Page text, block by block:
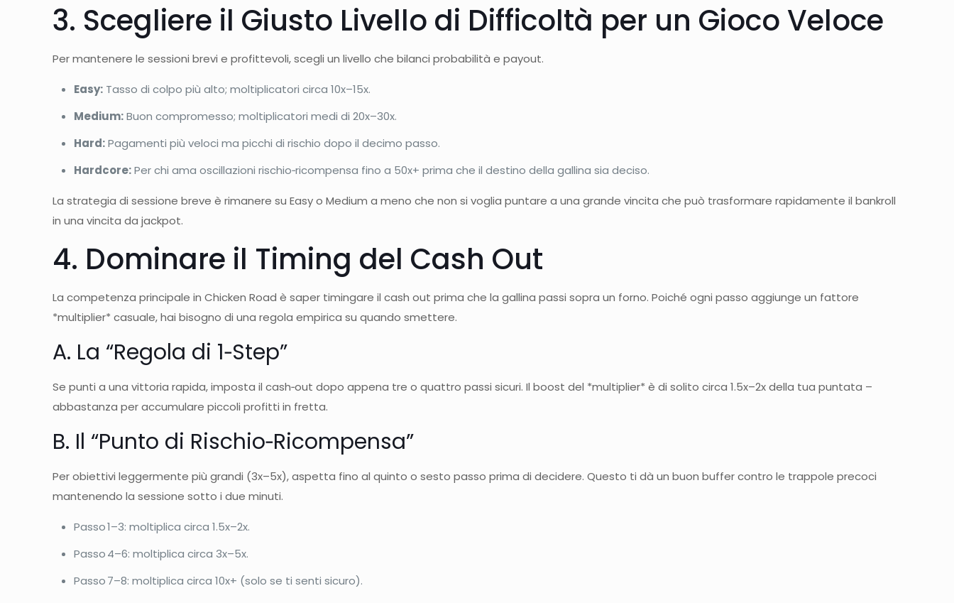
3. Scegliere il Giusto Livello di Difficoltà per un Gioco Veloce
Per mantenere le sessioni brevi e profittevoli, scegli un livello che bilanci probabilità e payout.
Easy: Tasso di colpo più alto; moltiplicatori circa 10x–15x.
Medium:Buon compromesso; moltiplicatori medi di 20x–30x.
Hard:Pagamenti più veloci ma picchi di rischio dopo il decimo passo.
Hardcore:Per chi ama oscillazioni rischio‑ricompensa fino a 50x+ prima che il destino della gallina sia deciso.
La strategia di sessione breve è rimanere su Easy o Medium a meno che non si voglia puntare a una grande vincita che può trasformare rapidamente il bankroll
in una vincita da jackpot.
4. Dominare il Timing del Cash Out
La competenza principale in Chicken Road è saper timingare il cash out prima che la gallina passi sopra un forno. Poiché ogni passo aggiunge un fattore
*multiplier* casuale, hai bisogno di una regola empirica su quando smettere.
A. La “Regola di 1‑Step”
Se punti a una vittoria rapida, imposta il cash‑out dopo appena tre o quattro passi sicuri. Il boost del *multiplier* è di solito circa 1.5x–2x della tua puntata –
abbastanza per accumulare piccoli profitti in fretta.
B. Il “Punto di Rischio‑Ricompensa”
Per obiettivi leggermente più grandi (3x–5x), aspetta fino al quinto o sesto passo prima di decidere. Questo ti dà un buon buffer contro le trappole precoci
mantenendo la sessione sotto i due minuti.
Passo 1–3: moltiplica circa 1.5x–2x.
Passo 4–6: moltiplica circa 3x–5x.
Passo 7–8: moltiplica circa 10x+ (solo se ti senti sicuro).